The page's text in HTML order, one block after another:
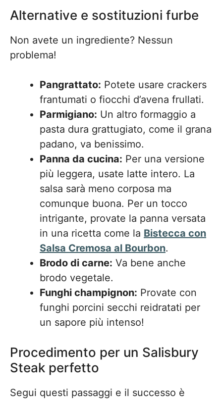
Alternative e sostituzioni furbe
Non avete un ingrediente? Nessun
problema!
Pangrattato: Potete usare crackers
frantumati o fiocchi d’avena frullati.
Parmigiano: Un altro formaggio a
pasta dura grattugiato, come il grana
padano, va benissimo.
Panna da cucina: Per una versione
più leggera, usate latte intero. La
salsa sarà meno corposa ma
comunque buona. Per un tocco
intrigante, provate la panna versata
in una ricetta come la Bistecca con
Salsa Cremosa al Bourbon.
Brodo di carne: Va bene anche
brodo vegetale.
Funghi champignon: Provate con
funghi porcini secchi reidratati per
un sapore più intenso!
Procedimento per un Salisbury
Steak perfetto
Segui questi passaggi e il successo è